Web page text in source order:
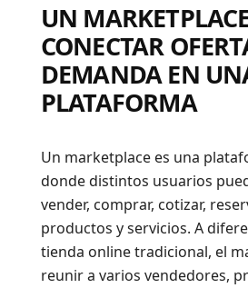
UN
CONECTAR
DEMANDA EN
PLATAFORMA
Un marketplace es una
donde distintos usuarios
vender, comprar, cotizar,
productos y servicios. A
tienda online tradicional, el
reunir a varios vendedores,